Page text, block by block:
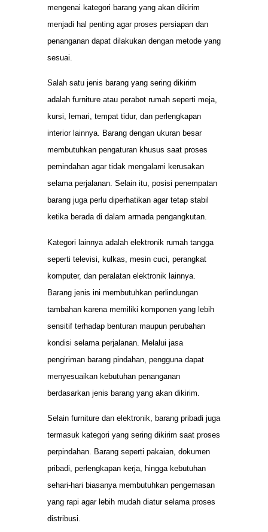
mengenai kategori barang yang akan dikirim
menjadi hal penting agar proses persiapan dan
penanganan dapat dilakukan dengan metode yang
sesuai.
Salah satu jenis barang yang sering dikirim
adalah furniture atau perabot rumah seperti meja,
kursi, lemari, tempat tidur, dan perlengkapan
interior lainnya. Barang dengan ukuran besar
membutuhkan pengaturan khusus saat proses
pemindahan agar tidak mengalami kerusakan
selama perjalanan. Selain itu, posisi penempatan
barang juga perlu diperhatikan agar tetap stabil
ketika berada di dalam armada pengangkutan.
Kategori lainnya adalah elektronik rumah tangga
seperti televisi, kulkas, mesin cuci, perangkat
komputer, dan peralatan elektronik lainnya.
Barang jenis ini membutuhkan perlindungan
tambahan karena memiliki komponen yang lebih
sensitif terhadap benturan maupun perubahan
kondisi selama perjalanan. Melalui jasa
pengiriman barang pindahan, pengguna dapat
menyesuaikan kebutuhan penanganan
berdasarkan jenis barang yang akan dikirim.
Selain furniture dan elektronik, barang pribadi juga
termasuk kategori yang sering dikirim saat proses
perpindahan. Barang seperti pakaian, dokumen
pribadi, perlengkapan kerja, hingga kebutuhan
sehari-hari biasanya membutuhkan pengemasan
yang rapi agar lebih mudah diatur selama proses
distribusi.